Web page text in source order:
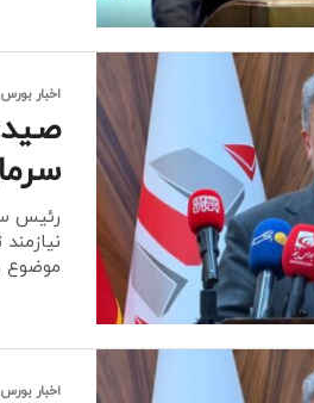
اخبار بورس
رئیس
موضوع
اخبار بورس